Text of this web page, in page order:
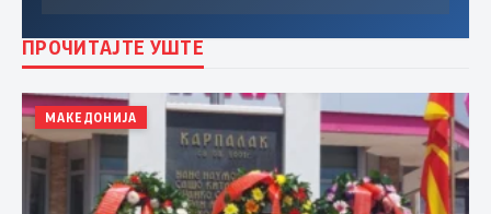
ПРОЧИТАЈТЕ УШТЕ
МАКЕДОНИЈА